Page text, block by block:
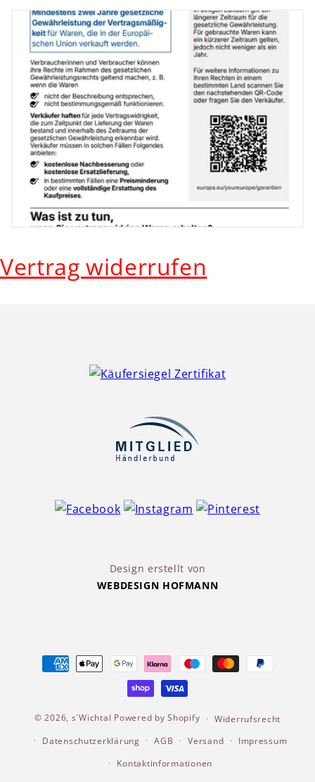
Vertrag widerrufen
Design erstellt von
WEBDESIGN HOFMANN
Zahlungsmethoden
© 2026, s´Wichtal Powered by Shopify Widerrufsrecht
Datenschutzerklärung AGB Versand Impressum
Kontaktinformationen